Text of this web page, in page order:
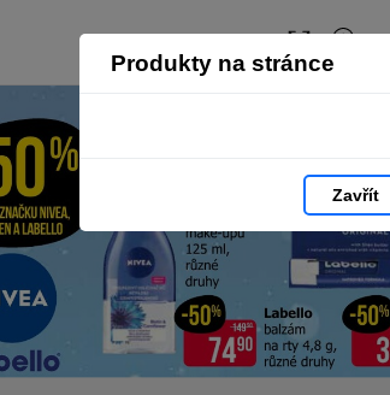
Produkty na stránce
Zavřít